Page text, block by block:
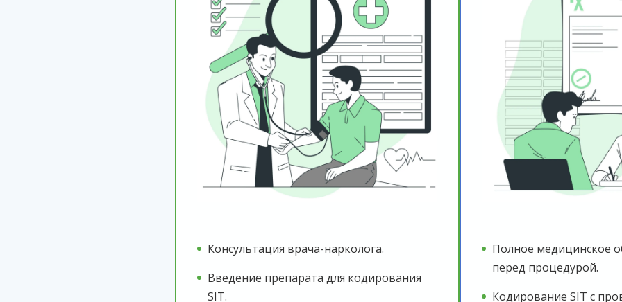
Консультация врача-нарколога.
Введение препарата для кодирования
SIT.
Полное медицинское
перед процедурой.
Кодирование SIT с